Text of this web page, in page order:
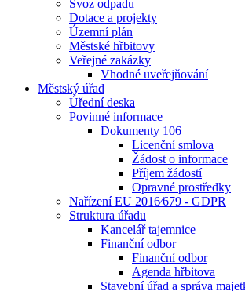
Svoz odpadu
Dotace a projekty
Územní plán
Městské hřbitovy
Veřejné zakázky
Vhodné uveřejňování
Městský úřad
Úřední deska
Povinné informace
Dokumenty 106
Licenční smlova
Žádost o informace
Příjem žádostí
Opravné prostředky
Nařízení EU 2016⁄679 - GDPR
Struktura úřadu
Kancelář tajemnice
Finanční odbor
Finanční odbor
Agenda hřbitova
Stavební úřad a správa